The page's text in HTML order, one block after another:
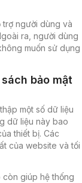
người dùng và
ra, người dùng
muốn sử dụng
bảo mật
một số dữ liệu
dữ liệu này bao
thiết bị. Các
của website và tối
giúp hệ thống